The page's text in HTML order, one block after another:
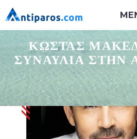
ΚΏΣΤΑΣ
ΣΥΝΑΥΛΊΑ ΣΤΗΝ